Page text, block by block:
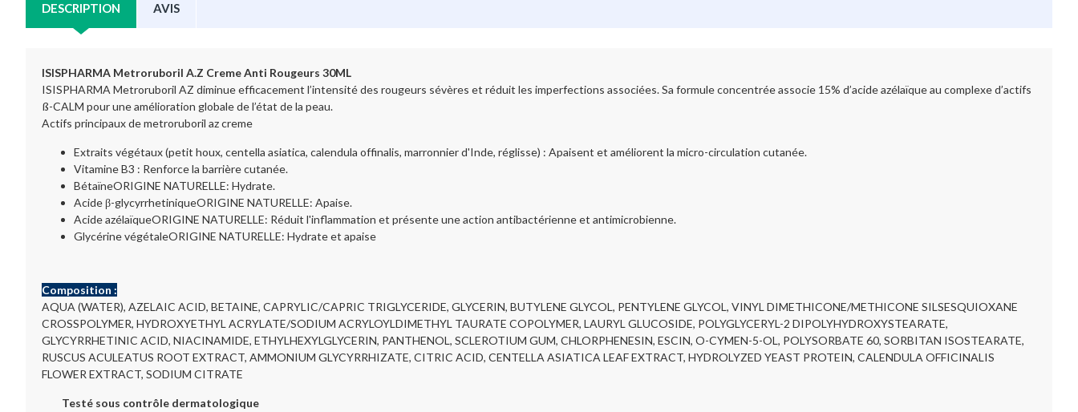
DESCRIPTION AVIS
ISISPHARMA Metroruboril A.Z Creme Anti Rougeurs 30ML
ISISPHARMA Metroruboril AZ diminue efficacement l’intensité des rougeurs sévères et réduit les imperfections associées. Sa formule concentrée associe 15% d’acide azélaïque au complexe d’actifs
ß-CALM pour une amélioration globale de l’état de la peau.
Actifs principaux de metroruboril az creme
Extraits végétaux (petit houx, centella asiatica, calendula offinalis, marronnier d'Inde, réglisse) : Apaisent et améliorent la micro-circulation cutanée.
Vitamine B3 : Renforce la barrière cutanée.
BétaïneORIGINE NATURELLE: Hydrate.
Acide β-glycyrrhetiniqueORIGINE NATURELLE: Apaise.
Acide azélaïqueORIGINE NATURELLE: Réduit l'inflammation et présente une action antibactérienne et antimicrobienne.
Glycérine végétaleORIGINE NATURELLE: Hydrate et apaise
Composition :
AQUA (WATER), AZELAIC ACID, BETAINE, CAPRYLIC/CAPRIC TRIGLYCERIDE, GLYCERIN, BUTYLENE GLYCOL, PENTYLENE GLYCOL, VINYL DIMETHICONE/METHICONE SILSESQUIOXANE
CROSSPOLYMER, HYDROXYETHYL ACRYLATE/SODIUM ACRYLOYLDIMETHYL TAURATE COPOLYMER, LAURYL GLUCOSIDE, POLYGLYCERYL-2 DIPOLYHYDROXYSTEARATE,
GLYCYRRHETINIC ACID, NIACINAMIDE, ETHYLHEXYLGLYCERIN, PANTHENOL, SCLEROTIUM GUM, CHLORPHENESIN, ESCIN, O-CYMEN-5-OL, POLYSORBATE 60, SORBITAN ISOSTEARATE,
RUSCUS ACULEATUS ROOT EXTRACT, AMMONIUM GLYCYRRHIZATE, CITRIC ACID, CENTELLA ASIATICA LEAF EXTRACT, HYDROLYZED YEAST PROTEIN, CALENDULA OFFICINALIS
FLOWER EXTRACT, SODIUM CITRATE
Testé sous contrôle dermatologique